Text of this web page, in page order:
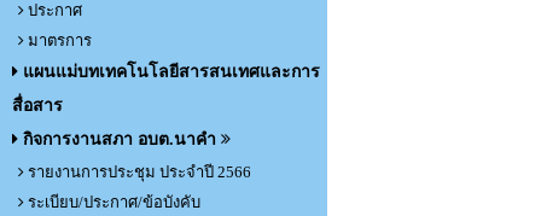
ประกาศ
มาตรการ
แผนแม่บทเทคโนโลยีสารสนเทศและการ
สื่อสาร
กิจการงานสภา อบต.นาคำ
รายงานการประชุม ประจำปี 2566
ระเบียบ/ประกาศ/ข้อบังคับ